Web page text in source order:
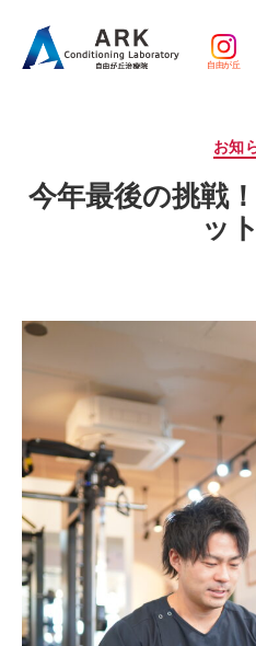
ト
グ
体・
鍼
灸・
マ
ッ
サ
ー
ジ
｜
治
療
自由が丘
リ
ー
お知
今年最後の挑戦
ッ